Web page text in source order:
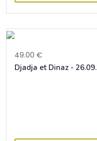
49.00 €
Djadja et Dinaz -